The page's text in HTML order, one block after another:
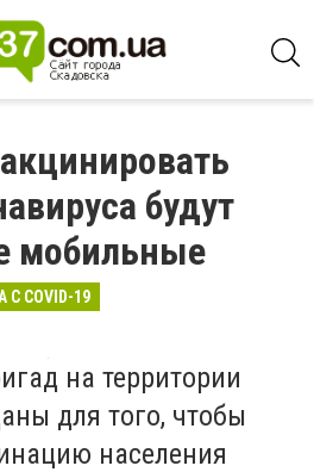
будут
мобильные
С COVID-19
на территории
для того, чтобы
населения